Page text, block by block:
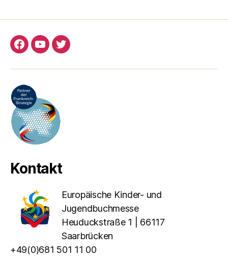
Facebook
YouTubeTwitter
Kontakt
Europäische Kinder- und
Jugendbuchmesse
Heuduckstraße 1 | 66117
Saarbrücken
+49(0)681 501 11 00